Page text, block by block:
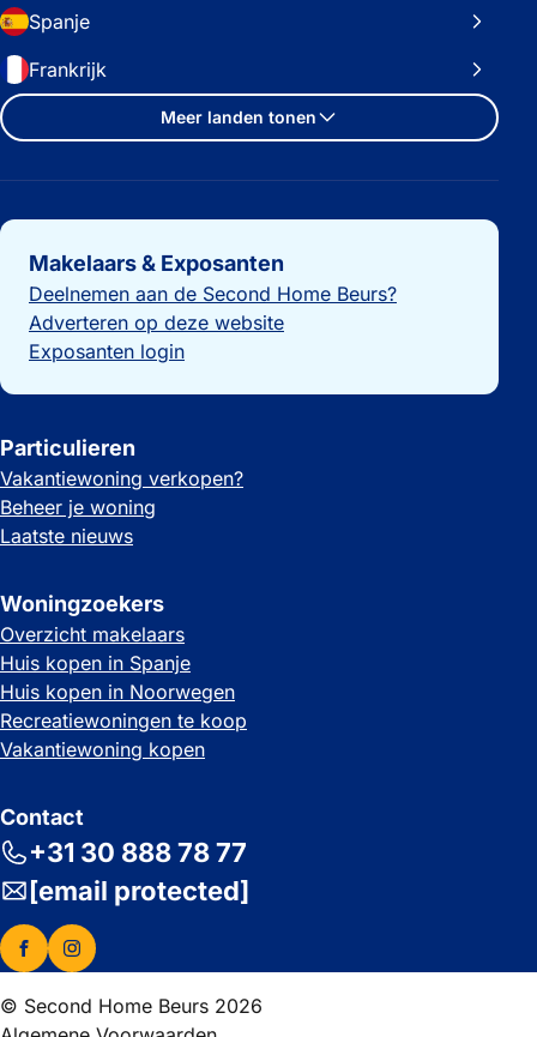
Spanje
Frankrijk
Meer landen tonen
Belangrijke links
Makelaars & Exposanten
Deelnemen aan de Second Home Beurs?
Adverteren op deze website
Exposanten login
Particulieren
Vakantiewoning verkopen?
Beheer je woning
Laatste nieuws
Woningzoekers
Overzicht makelaars
Huis kopen in Spanje
Huis kopen in Noorwegen
Recreatiewoningen te koop
Vakantiewoning kopen
Contact
+31 30 888 78 77
[email protected]
© Second Home Beurs 2026